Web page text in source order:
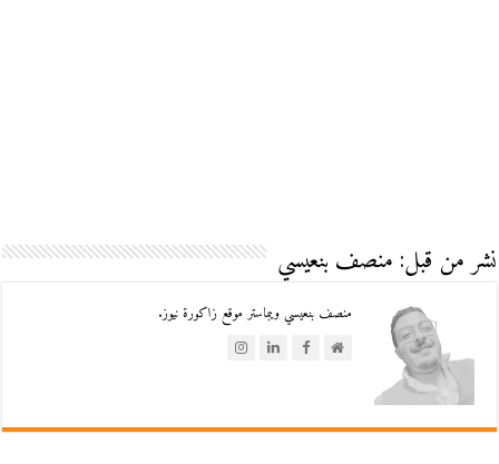
نشر من قبل: منصف بنعيسي
منصف بنعيسي ويبماستر موقع زاكورة نيوز.